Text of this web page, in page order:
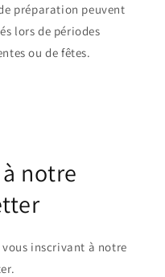
préparation peuvent
lors de périodes
ou de fêtes.
notre
vous inscrivant à notre